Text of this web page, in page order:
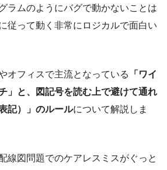
ラムのようにバグで動かないことは
従って動く非常にロジカルで面白い
オフィスで主流となっている
「ワイ
」と、図記号を読む上で避けて通れ
記）」のルールについて解説しま
線図問題でのケアレスミスがぐっと